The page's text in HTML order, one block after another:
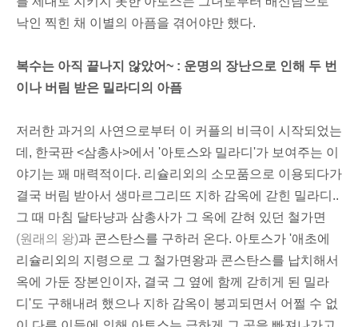
낙인 찍힌 채 이별의 아픔을 겪어야만 했다.
복수는 아직 끝나지 않았어~ : 운명의 장난으로 인해 두 번
이나 버림 받은 밀라디의 아픔
저러한 과거의 사연으로부터 이 커플의 비극이 시작되었는
데, 한국판 <삼총사>에서 '아토스와 밀라디'가 보여주는 이
야기는 꽤 매력적이다. 리슐리외의 소모품으로 이용되다가
결국 버림 받아서 생마르그리뜨 지하 감옥에 갇힌 밀라디..
그 때 마침 달타냥과 삼총사가 그 옥에 갇혀 있던 철가면
(원래의 왕)과 콘스탄스를 구하러 온다. 아토스가 '애초에
리슐리외의 지령으로 그 철가면왕과 콘스탄스를 납치해서
옥에 가둔 장본인이자, 결국 그 옆에 함께 갇히게 된 밀라
디'도 구해내려 했으나 지하 감옥이 붕괴되면서 어쩔 수 없